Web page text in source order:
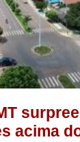
acima